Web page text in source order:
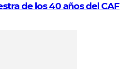
de los 40 años del CAF